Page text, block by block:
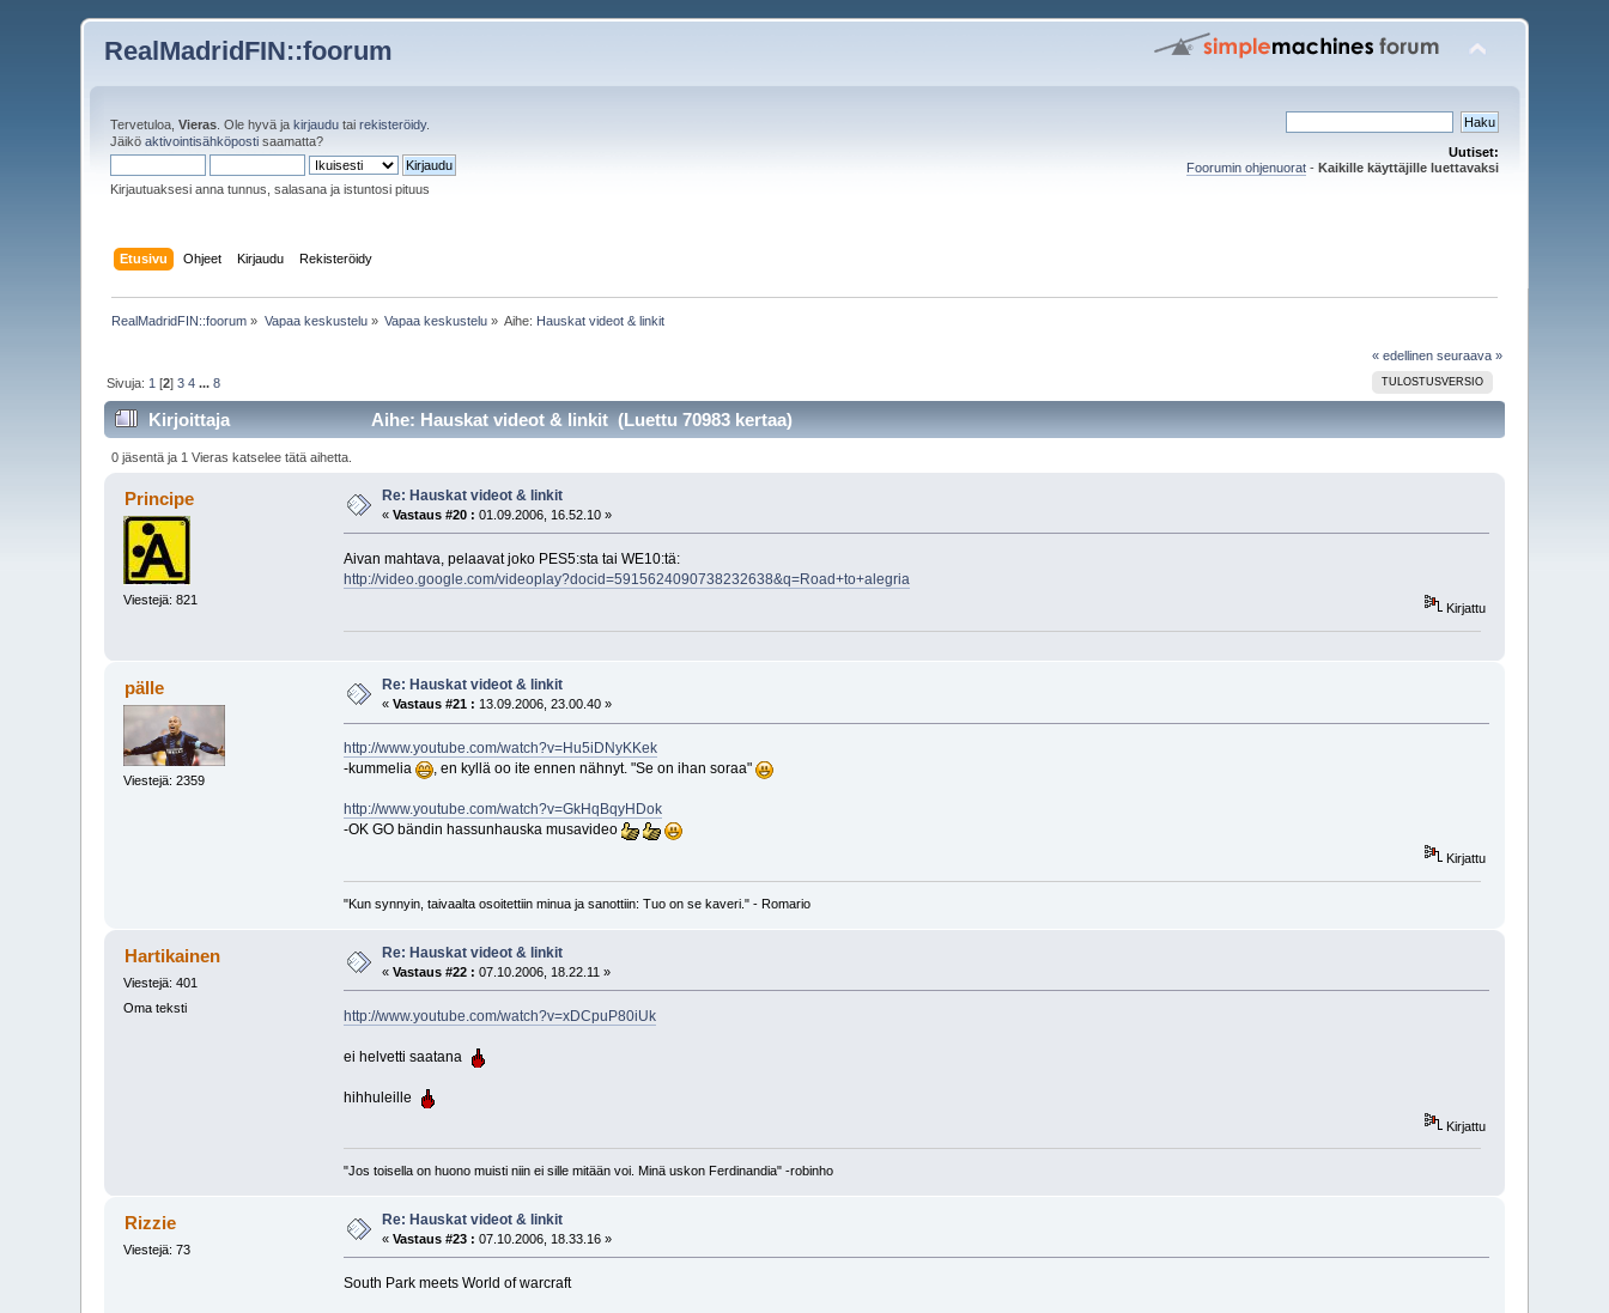
RealMadridFIN::foorum
Tervetuloa,Vieras . Ole hyvä jakirjaudu tairekisteröidy.
Jäiköaktivointisähköposti saamatta?
Kirjautuaksesi anna tunnus, salasana ja istuntosi pituus
Uutiset:
Foorumin ohjenuorat- Kaikille käyttäjille luettavaksi
Etusivu Ohjeet Kirjaudu Rekisteröidy
RealMadridFIN::foorum » Vapaa keskustelu» Vapaa keskustelu » Aihe: Hauskat videot & linkit
« edellinen seuraava »
TULOSTUSVERSIO
Sivuja: 1 [2]3 4 ...8
Kirjoittaja Aihe: Hauskat videot & linkit (Luettu 70983 kertaa)
0 jäsentä ja 1 Vieras katselee tätä aihetta.
Principe
Viestejä: 821
Re: Hauskat videot & linkit
«Vastaus #20 : 01.09.2006, 16.52.10 »
Aivan mahtava, pelaavat joko PES5:sta tai WE10:tä:
http://video.google.com/videoplay?docid=5915624090738232638&q=Road+to+alegria
Kirjattu
pälle
Viestejä: 2359
Re: Hauskat videot & linkit
«Vastaus #21 : 13.09.2006, 23.00.40 »
http://www.youtube.com/watch?v=Hu5iDNyKKek
-kummelia
, en kyllä oo ite ennen nähnyt. "Se on ihan soraa"
http://www.youtube.com/watch?v=GkHqBqyHDok
-OK GO bändin hassunhauska musavideo
Kirjattu
"Kun synnyin, taivaalta osoitettiin minua ja sanottiin: Tuo on se kaveri." - Romario
Hartikainen
Viestejä: 401
Oma teksti
Re: Hauskat videot & linkit
«Vastaus #22 : 07.10.2006, 18.22.11 »
http://www.youtube.com/watch?v=xDCpuP80iUk
ei helvetti saatana
hihhuleille
Kirjattu
"Jos toisella on huono muisti niin ei sille mitään voi. Minä uskon Ferdinandia" -robinho
Rizzie
Viestejä: 73
Re: Hauskat videot & linkit
«Vastaus #23 : 07.10.2006, 18.33.16 »
South Park meets World of warcraft